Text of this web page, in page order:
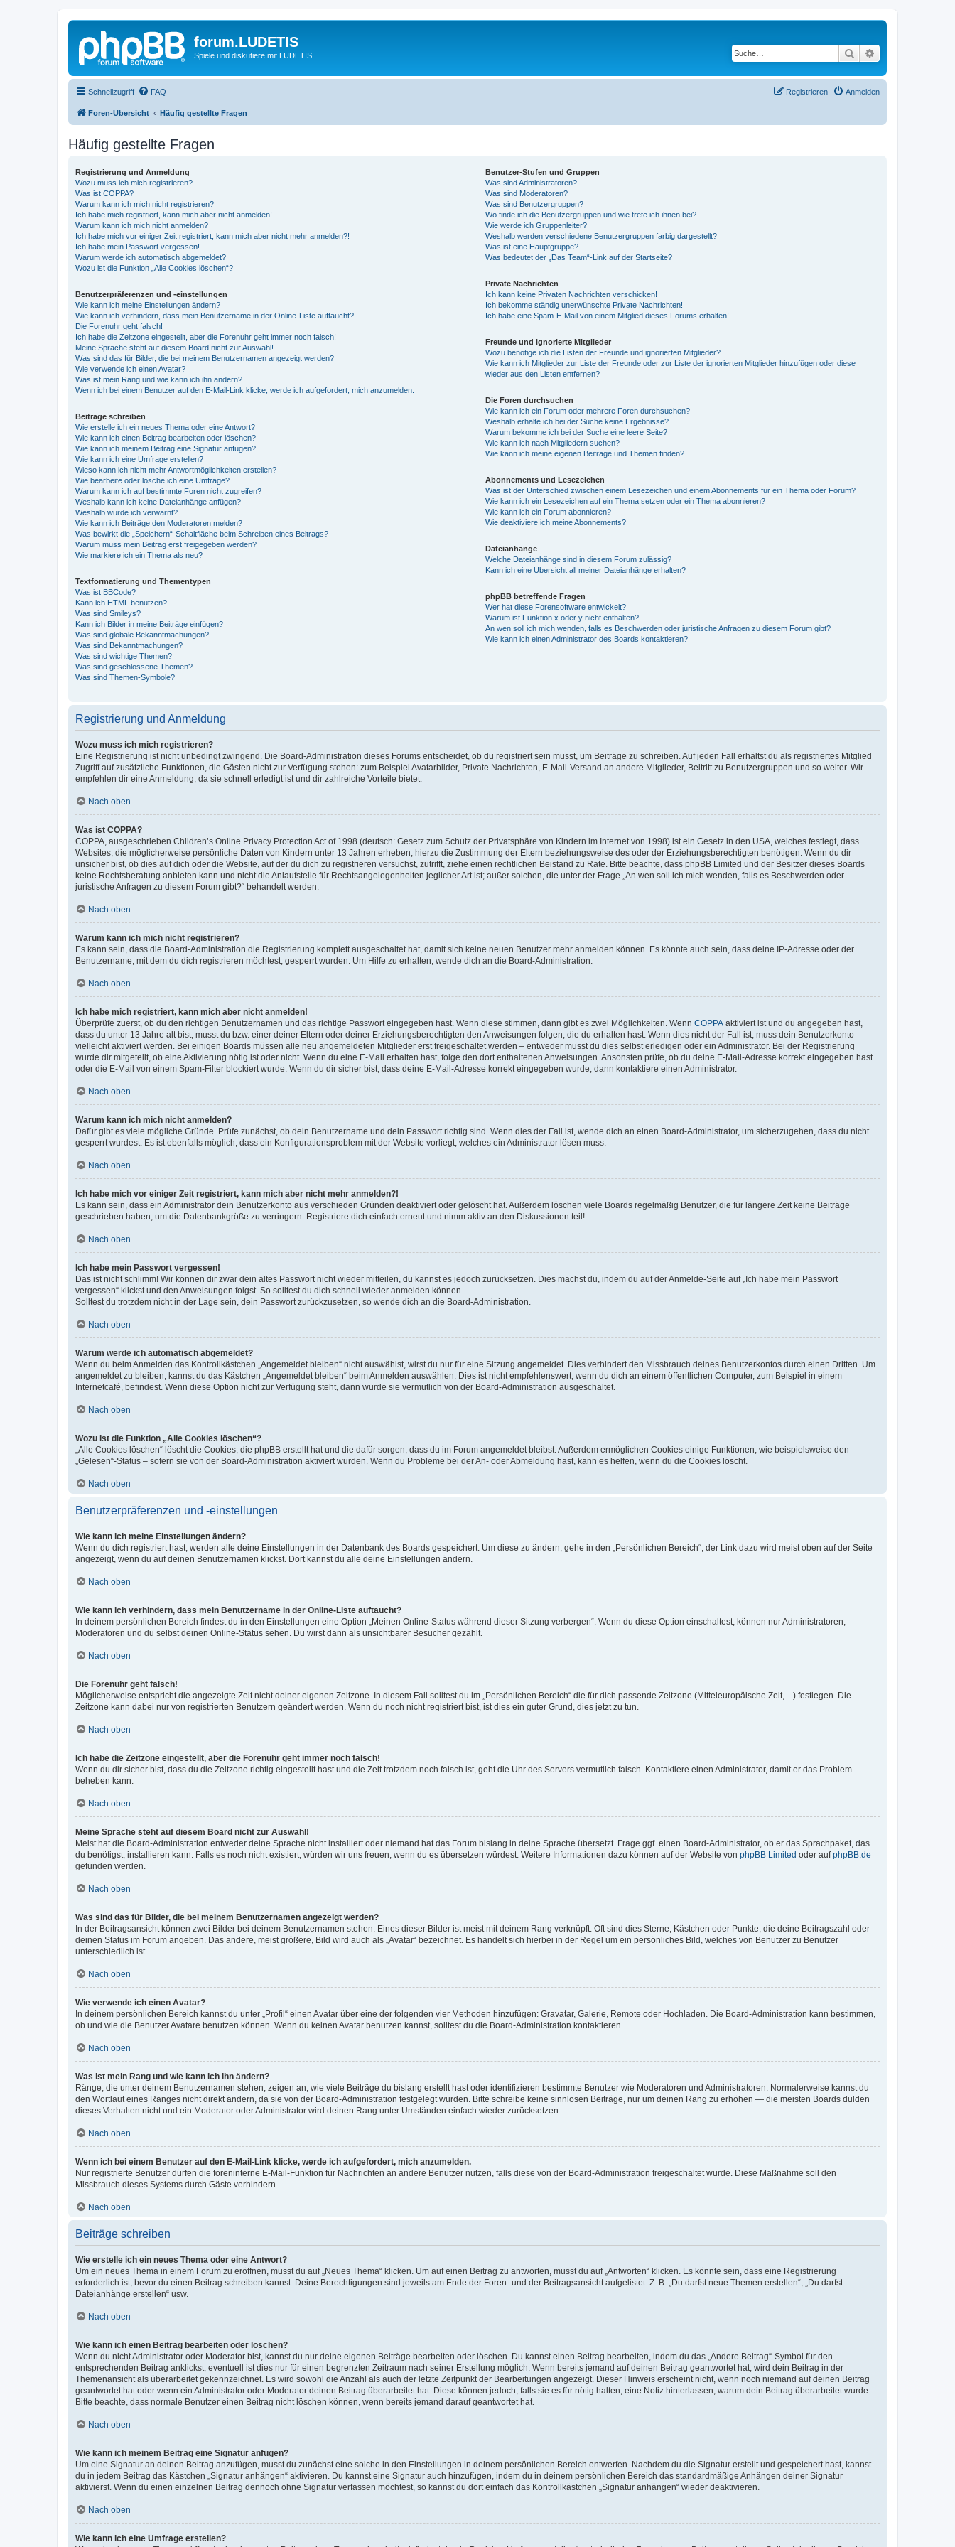
forum.LUDETIS
Spiele und diskutiere mit LUDETIS. Suche
Schnellzugriff FAQ Anmelden
Registrieren
Foren-Übersicht Häufig gestellte Fragen
Häufig gestellte Fragen
Registrierung und Anmeldung
Wozu muss ich mich registrieren?
Was ist COPPA?
Warum kann ich mich nicht registrieren?
Ich habe mich registriert, kann mich aber nicht anmelden!
Warum kann ich mich nicht anmelden?
Ich habe mich vor einiger Zeit registriert, kann mich aber nicht mehr anmelden?!
Ich habe mein Passwort vergessen!
Warum werde ich automatisch abgemeldet?
Wozu ist die Funktion „Alle Cookies löschen“?
Benutzerpräferenzen und -einstellungen
Wie kann ich meine Einstellungen ändern?
Wie kann ich verhindern, dass mein Benutzername in der Online-Liste auftaucht?
Die Forenuhr geht falsch!
Ich habe die Zeitzone eingestellt, aber die Forenuhr geht immer noch falsch!
Meine Sprache steht auf diesem Board nicht zur Auswahl!
Was sind das für Bilder, die bei meinem Benutzernamen angezeigt werden?
Wie verwende ich einen Avatar?
Was ist mein Rang und wie kann ich ihn ändern?
Wenn ich bei einem Benutzer auf den E-Mail-Link klicke, werde ich aufgefordert, mich anzumelden.
Beiträge schreiben
Wie erstelle ich ein neues Thema oder eine Antwort?
Wie kann ich einen Beitrag bearbeiten oder löschen?
Wie kann ich meinem Beitrag eine Signatur anfügen?
Wie kann ich eine Umfrage erstellen?
Wieso kann ich nicht mehr Antwortmöglichkeiten erstellen?
Wie bearbeite oder lösche ich eine Umfrage?
Warum kann ich auf bestimmte Foren nicht zugreifen?
Weshalb kann ich keine Dateianhänge anfügen?
Weshalb wurde ich verwarnt?
Wie kann ich Beiträge den Moderatoren melden?
Was bewirkt die „Speichern“-Schaltfläche beim Schreiben eines Beitrags?
Warum muss mein Beitrag erst freigegeben werden?
Wie markiere ich ein Thema als neu?
Textformatierung und Thementypen
Was ist BBCode?
Kann ich HTML benutzen?
Was sind Smileys?
Kann ich Bilder in meine Beiträge einfügen?
Was sind globale Bekanntmachungen?
Was sind Bekanntmachungen?
Was sind wichtige Themen?
Was sind geschlossene Themen?
Was sind Themen-Symbole?
Benutzer-Stufen und Gruppen
Was sind Administratoren?
Was sind Moderatoren?
Was sind Benutzergruppen?
Wo finde ich die Benutzergruppen und wie trete ich ihnen bei?
Wie werde ich Gruppenleiter?
Weshalb werden verschiedene Benutzergruppen farbig dargestellt?
Was ist eine Hauptgruppe?
Was bedeutet der „Das Team“-Link auf der Startseite?
Private Nachrichten
Ich kann keine Privaten Nachrichten verschicken!
Ich bekomme ständig unerwünschte Private Nachrichten!
Ich habe eine Spam-E-Mail von einem Mitglied dieses Forums erhalten!
Freunde und ignorierte Mitglieder
Wozu benötige ich die Listen der Freunde und ignorierten Mitglieder?
Wie kann ich Mitglieder zur Liste der Freunde oder zur Liste der ignorierten Mitglieder hinzufügen oder diese
wieder aus den Listen entfernen?
Die Foren durchsuchen
Wie kann ich ein Forum oder mehrere Foren durchsuchen?
Weshalb erhalte ich bei der Suche keine Ergebnisse?
Warum bekomme ich bei der Suche eine leere Seite?
Wie kann ich nach Mitgliedern suchen?
Wie kann ich meine eigenen Beiträge und Themen finden?
Abonnements und Lesezeichen
Was ist der Unterschied zwischen einem Lesezeichen und einem Abonnements für ein Thema oder Forum?
Wie kann ich ein Lesezeichen auf ein Thema setzen oder ein Thema abonnieren?
Wie kann ich ein Forum abonnieren?
Wie deaktiviere ich meine Abonnements?
Dateianhänge
Welche Dateianhänge sind in diesem Forum zulässig?
Kann ich eine Übersicht all meiner Dateianhänge erhalten?
phpBB betreffende Fragen
Wer hat diese Forensoftware entwickelt?
Warum ist Funktion x oder y nicht enthalten?
An wen soll ich mich wenden, falls es Beschwerden oder juristische Anfragen zu diesem Forum gibt?
Wie kann ich einen Administrator des Boards kontaktieren?
Registrierung und Anmeldung
Wozu muss ich mich registrieren?
Eine Registrierung ist nicht unbedingt zwingend. Die Board-Administration dieses Forums entscheidet, ob du registriert sein musst, um Beiträge zu schreiben. Auf jeden Fall erhältst du als registriertes Mitglied
Zugriff auf zusätzliche Funktionen, die Gästen nicht zur Verfügung stehen: zum Beispiel Avatarbilder, Private Nachrichten, E-Mail-Versand an andere Mitglieder, Beitritt zu Benutzergruppen und so weiter. Wir
empfehlen dir eine Anmeldung, da sie schnell erledigt ist und dir zahlreiche Vorteile bietet.
Nach oben
Was ist COPPA?
COPPA, ausgeschrieben Children’s Online Privacy Protection Act of 1998 (deutsch: Gesetz zum Schutz der Privatsphäre von Kindern im Internet von 1998) ist ein Gesetz in den USA, welches festlegt, dass
Websites, die möglicherweise persönliche Daten von Kindern unter 13 Jahren erheben, hierzu die Zustimmung der Eltern beziehungsweise des oder der Erziehungsberechtigten benötigen. Wenn du dir
unsicher bist, ob dies auf dich oder die Website, auf der du dich zu registrieren versuchst, zutrifft, ziehe einen rechtlichen Beistand zu Rate. Bitte beachte, dass phpBB Limited und der Besitzer dieses Boards
keine Rechtsberatung anbieten kann und nicht die Anlaufstelle für Rechtsangelegenheiten jeglicher Art ist; außer solchen, die unter der Frage „An wen soll ich mich wenden, falls es Beschwerden oder
juristische Anfragen zu diesem Forum gibt?“ behandelt werden.
Nach oben
Warum kann ich mich nicht registrieren?
Es kann sein, dass die Board-Administration die Registrierung komplett ausgeschaltet hat, damit sich keine neuen Benutzer mehr anmelden können. Es könnte auch sein, dass deine IP-Adresse oder der
Benutzername, mit dem du dich registrieren möchtest, gesperrt wurden. Um Hilfe zu erhalten, wende dich an die Board-Administration.
Nach oben
Ich habe mich registriert, kann mich aber nicht anmelden!
Überprüfe zuerst, ob du den richtigen Benutzernamen und das richtige Passwort eingegeben hast. Wenn diese stimmen, dann gibt es zwei Möglichkeiten. Wenn COPPA aktiviert ist und du angegeben hast,
dass du unter 13 Jahre alt bist, musst du bzw. einer deiner Eltern oder deiner Erziehungsberechtigten den Anweisungen folgen, die du erhalten hast. Wenn dies nicht der Fall ist, muss dein Benutzerkonto
vielleicht aktiviert werden. Bei einigen Boards müssen alle neu angemeldeten Mitglieder erst freigeschaltet werden – entweder musst du dies selbst erledigen oder ein Administrator. Bei der Registrierung
wurde dir mitgeteilt, ob eine Aktivierung nötig ist oder nicht. Wenn du eine E-Mail erhalten hast, folge den dort enthaltenen Anweisungen. Ansonsten prüfe, ob du deine E-Mail-Adresse korrekt eingegeben hast
oder die E-Mail von einem Spam-Filter blockiert wurde. Wenn du dir sicher bist, dass deine E-Mail-Adresse korrekt eingegeben wurde, dann kontaktiere einen Administrator.
Nach oben
Warum kann ich mich nicht anmelden?
Dafür gibt es viele mögliche Gründe. Prüfe zunächst, ob dein Benutzername und dein Passwort richtig sind. Wenn dies der Fall ist, wende dich an einen Board-Administrator, um sicherzugehen, dass du nicht
gesperrt wurdest. Es ist ebenfalls möglich, dass ein Konfigurationsproblem mit der Website vorliegt, welches ein Administrator lösen muss.
Nach oben
Ich habe mich vor einiger Zeit registriert, kann mich aber nicht mehr anmelden?!
Es kann sein, dass ein Administrator dein Benutzerkonto aus verschieden Gründen deaktiviert oder gelöscht hat. Außerdem löschen viele Boards regelmäßig Benutzer, die für längere Zeit keine Beiträge
geschrieben haben, um die Datenbankgröße zu verringern. Registriere dich einfach erneut und nimm aktiv an den Diskussionen teil!
Nach oben
Ich habe mein Passwort vergessen!
Das ist nicht schlimm! Wir können dir zwar dein altes Passwort nicht wieder mitteilen, du kannst es jedoch zurücksetzen. Dies machst du, indem du auf der Anmelde-Seite auf „Ich habe mein Passwort
vergessen“ klickst und den Anweisungen folgst. So solltest du dich schnell wieder anmelden können.
Solltest du trotzdem nicht in der Lage sein, dein Passwort zurückzusetzen, so wende dich an die Board-Administration.
Nach oben
Warum werde ich automatisch abgemeldet?
Wenn du beim Anmelden das Kontrollkästchen „Angemeldet bleiben“ nicht auswählst, wirst du nur für eine Sitzung angemeldet. Dies verhindert den Missbrauch deines Benutzerkontos durch einen Dritten. Um
angemeldet zu bleiben, kannst du das Kästchen „Angemeldet bleiben“ beim Anmelden auswählen. Dies ist nicht empfehlenswert, wenn du dich an einem öffentlichen Computer, zum Beispiel in einem
Internetcafé, befindest. Wenn diese Option nicht zur Verfügung steht, dann wurde sie vermutlich von der Board-Administration ausgeschaltet.
Nach oben
Wozu ist die Funktion „Alle Cookies löschen“?
„Alle Cookies löschen“ löscht die Cookies, die phpBB erstellt hat und die dafür sorgen, dass du im Forum angemeldet bleibst. Außerdem ermöglichen Cookies einige Funktionen, wie beispielsweise den
„Gelesen“-Status – sofern sie von der Board-Administration aktiviert wurden. Wenn du Probleme bei der An- oder Abmeldung hast, kann es helfen, wenn du die Cookies löscht.
Nach oben
Benutzerpräferenzen und -einstellungen
Wie kann ich meine Einstellungen ändern?
Wenn du dich registriert hast, werden alle deine Einstellungen in der Datenbank des Boards gespeichert. Um diese zu ändern, gehe in den „Persönlichen Bereich“; der Link dazu wird meist oben auf der Seite
angezeigt, wenn du auf deinen Benutzernamen klickst. Dort kannst du alle deine Einstellungen ändern.
Nach oben
Wie kann ich verhindern, dass mein Benutzername in der Online-Liste auftaucht?
In deinem persönlichen Bereich findest du in den Einstellungen eine Option „Meinen Online-Status während dieser Sitzung verbergen“. Wenn du diese Option einschaltest, können nur Administratoren,
Moderatoren und du selbst deinen Online-Status sehen. Du wirst dann als unsichtbarer Besucher gezählt.
Nach oben
Die Forenuhr geht falsch!
Möglicherweise entspricht die angezeigte Zeit nicht deiner eigenen Zeitzone. In diesem Fall solltest du im „Persönlichen Bereich“ die für dich passende Zeitzone (Mitteleuropäische Zeit, ...) festlegen. Die
Zeitzone kann dabei nur von registrierten Benutzern geändert werden. Wenn du noch nicht registriert bist, ist dies ein guter Grund, dies jetzt zu tun.
Nach oben
Ich habe die Zeitzone eingestellt, aber die Forenuhr geht immer noch falsch!
Wenn du dir sicher bist, dass du die Zeitzone richtig eingestellt hast und die Zeit trotzdem noch falsch ist, geht die Uhr des Servers vermutlich falsch. Kontaktiere einen Administrator, damit er das Problem
beheben kann.
Nach oben
Meine Sprache steht auf diesem Board nicht zur Auswahl!
Meist hat die Board-Administration entweder deine Sprache nicht installiert oder niemand hat das Forum bislang in deine Sprache übersetzt. Frage ggf. einen Board-Administrator, ob er das Sprachpaket, das
du benötigst, installieren kann. Falls es noch nicht existiert, würden wir uns freuen, wenn du es übersetzen würdest. Weitere Informationen dazu können auf der Website von phpBB Limited oder aufphpBB.de
gefunden werden.
Nach oben
Was sind das für Bilder, die bei meinem Benutzernamen angezeigt werden?
In der Beitragsansicht können zwei Bilder bei deinem Benutzernamen stehen. Eines dieser Bilder ist meist mit deinem Rang verknüpft: Oft sind dies Sterne, Kästchen oder Punkte, die deine Beitragszahl oder
deinen Status im Forum angeben. Das andere, meist größere, Bild wird auch als „Avatar“ bezeichnet. Es handelt sich hierbei in der Regel um ein persönliches Bild, welches von Benutzer zu Benutzer
unterschiedlich ist.
Nach oben
Wie verwende ich einen Avatar?
In deinem persönlichen Bereich kannst du unter „Profil“ einen Avatar über eine der folgenden vier Methoden hinzufügen: Gravatar, Galerie, Remote oder Hochladen. Die Board-Administration kann bestimmen,
ob und wie die Benutzer Avatare benutzen können. Wenn du keinen Avatar benutzen kannst, solltest du die Board-Administration kontaktieren.
Nach oben
Was ist mein Rang und wie kann ich ihn ändern?
Ränge, die unter deinem Benutzernamen stehen, zeigen an, wie viele Beiträge du bislang erstellt hast oder identifizieren bestimmte Benutzer wie Moderatoren und Administratoren. Normalerweise kannst du
den Wortlaut eines Ranges nicht direkt ändern, da sie von der Board-Administration festgelegt wurden. Bitte schreibe keine sinnlosen Beiträge, nur um deinen Rang zu erhöhen — die meisten Boards dulden
dieses Verhalten nicht und ein Moderator oder Administrator wird deinen Rang unter Umständen einfach wieder zurücksetzen.
Nach oben
Wenn ich bei einem Benutzer auf den E-Mail-Link klicke, werde ich aufgefordert, mich anzumelden.
Nur registrierte Benutzer dürfen die foreninterne E-Mail-Funktion für Nachrichten an andere Benutzer nutzen, falls diese von der Board-Administration freigeschaltet wurde. Diese Maßnahme soll den
Missbrauch dieses Systems durch Gäste verhindern.
Nach oben
Beiträge schreiben
Wie erstelle ich ein neues Thema oder eine Antwort?
Um ein neues Thema in einem Forum zu eröffnen, musst du auf „Neues Thema“ klicken. Um auf einen Beitrag zu antworten, musst du auf „Antworten“ klicken. Es könnte sein, dass eine Registrierung
erforderlich ist, bevor du einen Beitrag schreiben kannst. Deine Berechtigungen sind jeweils am Ende der Foren- und der Beitragsansicht aufgelistet. Z. B. „Du darfst neue Themen erstellen“, „Du darfst
Dateianhänge erstellen“ usw.
Nach oben
Wie kann ich einen Beitrag bearbeiten oder löschen?
Wenn du nicht Administrator oder Moderator bist, kannst du nur deine eigenen Beiträge bearbeiten oder löschen. Du kannst einen Beitrag bearbeiten, indem du das „Ändere Beitrag“-Symbol für den
entsprechenden Beitrag anklickst; eventuell ist dies nur für einen begrenzten Zeitraum nach seiner Erstellung möglich. Wenn bereits jemand auf deinen Beitrag geantwortet hat, wird dein Beitrag in der
Themenansicht als überarbeitet gekennzeichnet. Es wird sowohl die Anzahl als auch der letzte Zeitpunkt der Bearbeitungen angezeigt. Dieser Hinweis erscheint nicht, wenn noch niemand auf deinen Beitrag
geantwortet hat oder wenn ein Administrator oder Moderator deinen Beitrag überarbeitet hat. Diese können jedoch, falls sie es für nötig halten, eine Notiz hinterlassen, warum dein Beitrag überarbeitet wurde.
Bitte beachte, dass normale Benutzer einen Beitrag nicht löschen können, wenn bereits jemand darauf geantwortet hat.
Nach oben
Wie kann ich meinem Beitrag eine Signatur anfügen?
Um eine Signatur an deinen Beitrag anzufügen, musst du zunächst eine solche in den Einstellungen in deinem persönlichen Bereich entwerfen. Nachdem du die Signatur erstellt und gespeichert hast, kannst
du in jedem Beitrag das Kästchen „Signatur anhängen“ aktivieren. Du kannst eine Signatur auch hinzufügen, indem du in deinem persönlichen Bereich das standardmäßige Anhängen deiner Signatur
aktivierst. Wenn du einen einzelnen Beitrag dennoch ohne Signatur verfassen möchtest, so kannst du dort einfach das Kontrollkästchen „Signatur anhängen“ wieder deaktivieren.
Nach oben
Wie kann ich eine Umfrage erstellen?